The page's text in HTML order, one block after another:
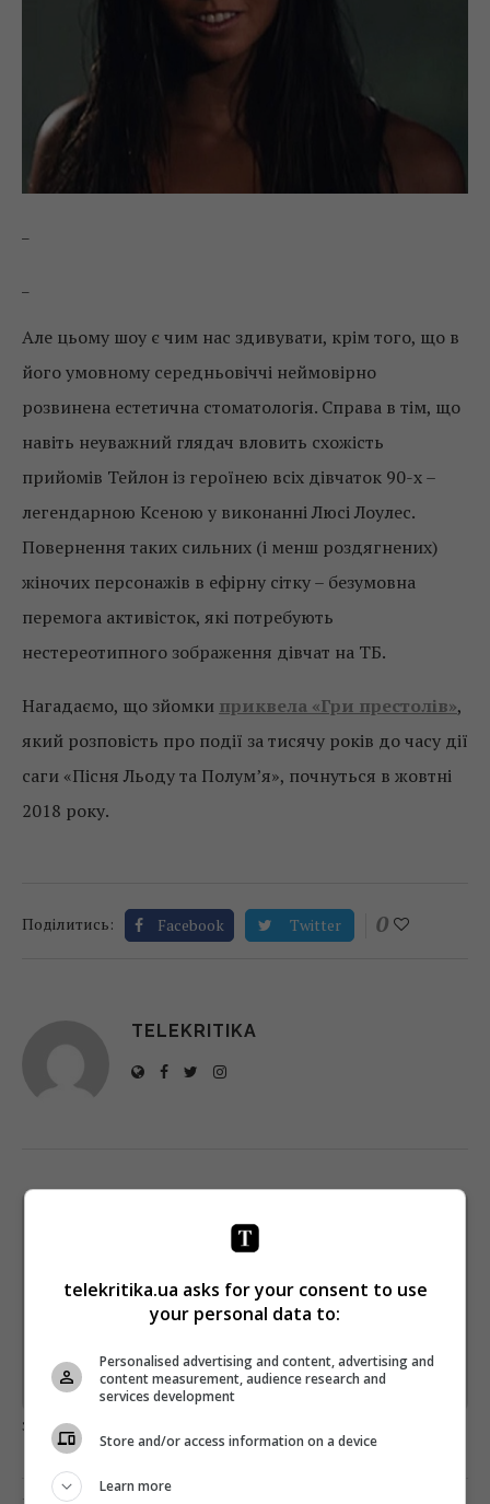
Але цьому шоу є чим нас здивувати, крім того, що в
його умовному середньовіччі неймовірно
розвинена естетична стоматологія. Справа в тім, що
навіть неуважний глядач вловить схожість
прийомів Тейлон із героїнею всіх дівчаток 90-х –
легендарною Ксеною у виконанні Люсі Лоулес.
Повернення таких сильних (і менш роздягнених)
жіночих персонажів в ефірну сітку – безумовна
перемога активісток, які потребують
нестереотипного зображення дівчат на ТБ.
Нагадаємо, що зйомки приквела «Гри престолів»,
який розповість про події за тисячу років до часу дії
саги «Пісня Льоду та Полум’я», почнуться в жовтні
2018 року.
Поділитись: Facebook Twitter 0
TELEKRITIKA
Щотижневий лист з найцікавішим.
!
Підпишіться ще раз, якщо не отримуєте від нас листи
Предоставлено SendPulse
загрузка...
telekritika.ua asks for your consent to use
your personal data to:
Personalised advertising and content, advertising and
content measurement, audience research and
services development
Store and/or access information on a device
Learn more